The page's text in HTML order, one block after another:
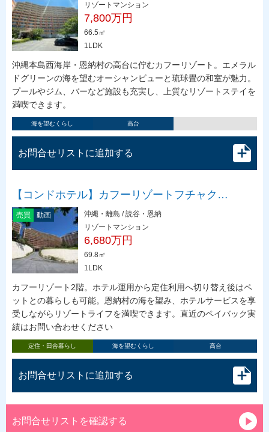
リゾートマンション
7,800万円
66.5㎡
1LDK
沖縄本島西海岸・恩納村の高台に佇むカフーリゾート。エメラル
ドグリーンの海を望むオーシャンビューと琉球畳の和室が魅力。
プールやジム、バーなど施設も充実し、上質なリゾートステイを
満喫できます。
海を望むくらし 高台
お問合せリストに追加する
【コンドホテル】カフーリゾートフチャク…
売買 動画
沖縄・離島 / 読谷・恩納
リゾートマンション
6,680万円
69.8㎡
1LDK
カフーリゾート2階。ホテル運用から定住利用へ切り替え後はペ
ットとの暮らしも可能。恩納村の海を望み、ホテルサービスを享
受しながらリゾートライフを満喫できます。直近のペイバック実
績はお問い合わせください
定住・田舎暮らし 海を望むくらし 高台
お問合せリストに追加する
お問合せリストを確認する